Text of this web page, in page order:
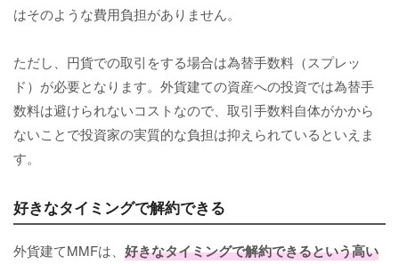
はそのような費用負担がありません。
ただし、円貨での取引をする場合は為替手数料（スプレッ
ド）が必要となります。外貨建ての資産への投資では為替手
数料は避けられないコストなので、取引手数料自体がかから
ないことで投資家の実質的な負担は抑えられているといえま
す。
好きなタイミングで解約できる
外貨建てMMFは、 好きなタイミングで解約できるという高い